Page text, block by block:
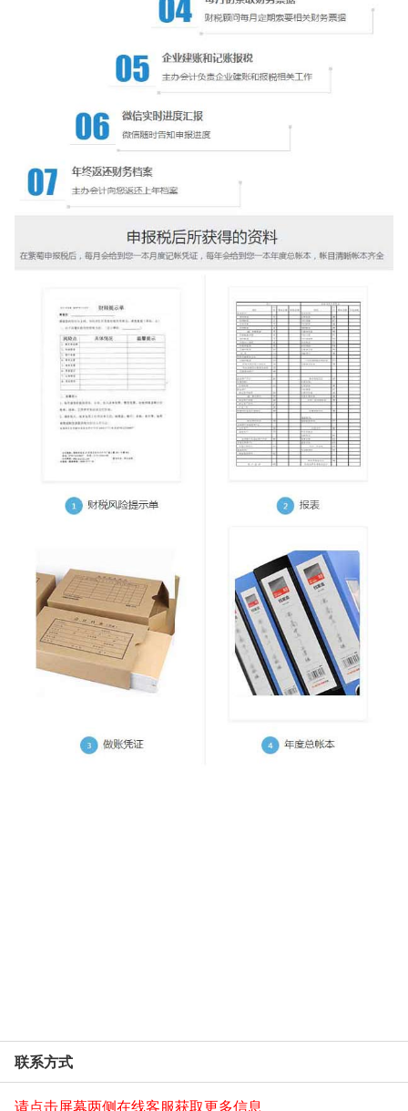
联系方式
请点击屏幕两侧在线客服获取更多信息